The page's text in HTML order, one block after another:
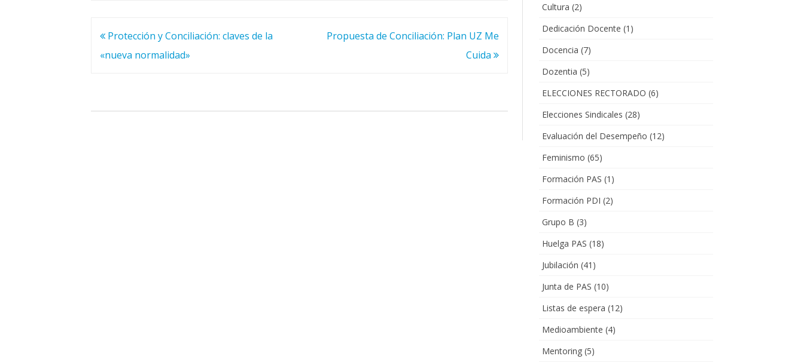
Navegación
de
Protección y Conciliación: claves de la
«nueva normalidad»
Propuesta de Conciliación: Plan UZ Me
Cuida
Cultura (2)
Dedicación Docente (1)
Docencia (7)
Dozentia (5)
ELECCIONES RECTORADO (6)
Elecciones Sindicales (28)
Evaluación del Desempeño (12)
Feminismo (65)
Formación PAS (1)
Formación PDI (2)
Grupo B (3)
Huelga PAS (18)
Jubilación (41)
Junta de PAS (10)
Listas de espera (12)
Medioambiente (4)
Mentoring(5)